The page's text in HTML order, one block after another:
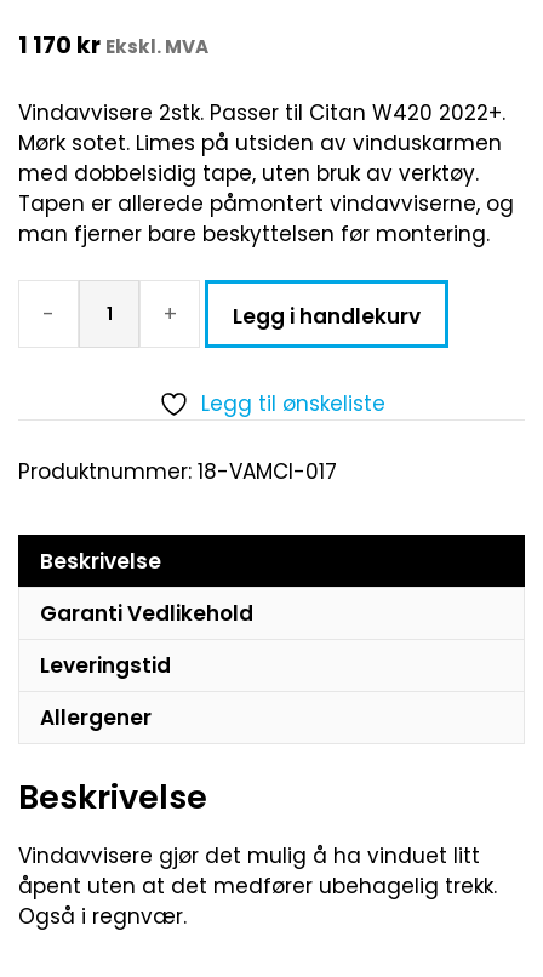
1 170 kr Ekskl. MVA
Vindavvisere 2stk. Passer til Citan W420 2022+.
Mørk sotet. Limes på utsiden av vinduskarmen
med dobbelsidig tape, uten bruk av verktøy.
Tapen er allerede påmontert vindavviserne, og
man fjerner bare beskyttelsen før montering.
- + Legg i handlekurv
Legg til ønskeliste
Produktnummer: 18-VAMCI-017
Beskrivelse
Garanti Vedlikehold
Leveringstid
Allergener
Beskrivelse
Vindavvisere gjør det mulig å ha vinduet litt
åpent uten at det medfører ubehagelig trekk.
Også i regnvær.